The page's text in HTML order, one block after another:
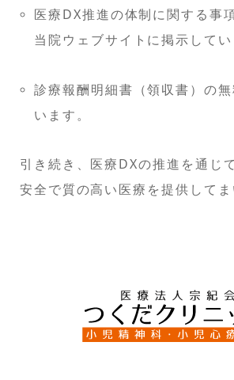
医療DX推進の体制に関する事
当院ウェブサイトに掲示してい
診療報酬明細書（領収書）の
います。
引き続き、医療DXの推進を通じ
安全で質の高い医療を提供してま